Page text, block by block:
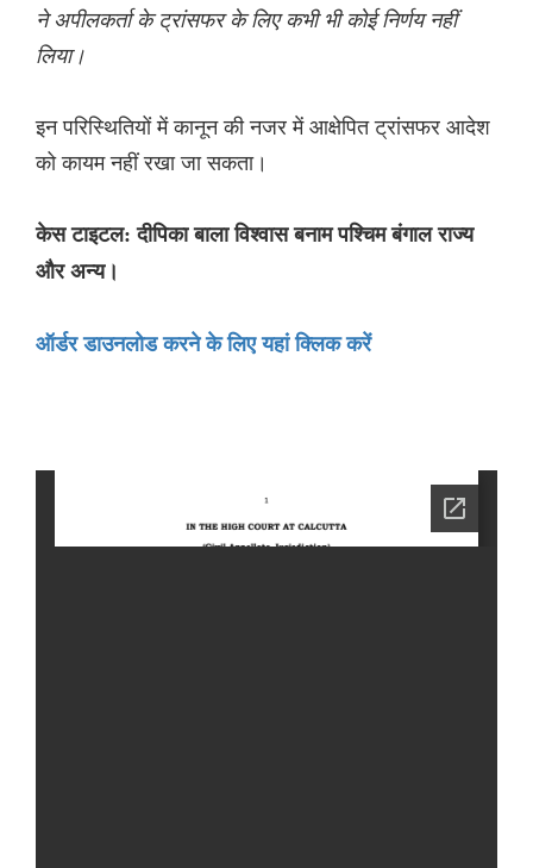
ने अपीलकर्ता के ट्रांसफर के लिए कभी भी कोई निर्णय नहीं
लिया।
इन परिस्थितियों में कानून की नजर में आक्षेपित ट्रांसफर आदेश
को कायम नहीं रखा जा सकता।
केस टाइटल: दीपिका बाला विश्वास बनाम पश्चिम बंगाल राज्य
और अन्य।
ऑर्डर डाउनलोड करने के लिए यहां क्लिक करें